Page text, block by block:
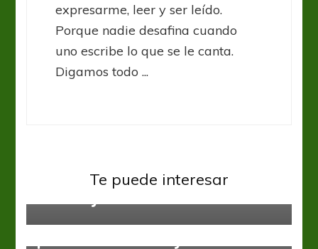
expresarme, leer y ser leído.
Porque nadie desafina cuando
uno escribe lo que se le canta.
Digamos todo ...
Te puede interesar
Inglaterra Premier League